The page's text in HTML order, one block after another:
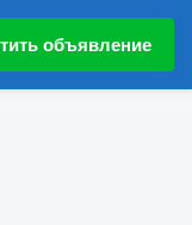
объявление